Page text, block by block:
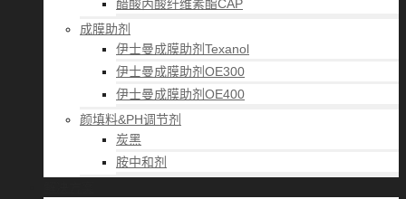
醋酸丙酸纤维素酯CAP
成膜助剂
伊士曼成膜助剂Texanol
伊士曼成膜助剂OE300
伊士曼成膜助剂OE400
颜填料&PH调节剂
炭黑
胺中和剂